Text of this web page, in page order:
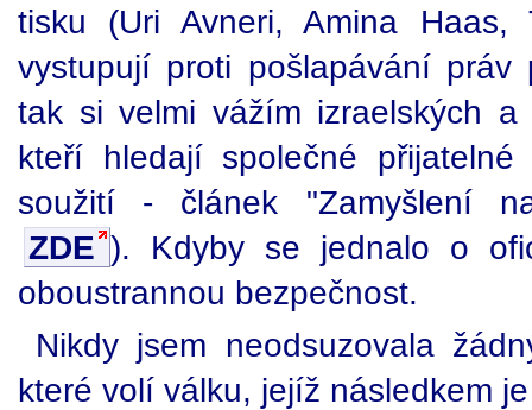
tisku (Uri Avneri, Amina Haas,
vystupují proti pošlapávání práv
tak si velmi vážím izraelských a
kteří hledají společné přijatelné
soužití - článek "Zamyšlení
ZDE ). Kdyby se jednalo o
oboustrannou bezpečnost.
Nikdy jsem neodsuzovala
které volí válku, jejíž následkem